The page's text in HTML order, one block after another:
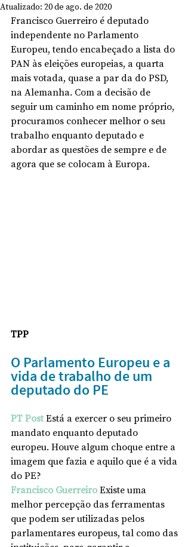
Atualizado: 20 de ago. de 2020
Francisco Guerreiro é deputado
independente no Parlamento
Europeu, tendo encabeçado a lista do
PAN às eleições europeias, a quarta
mais votada, quase a par da do PSD,
na Alemanha. Com a decisão de
seguir um caminho em nome próprio,
procuramos conhecer melhor o seu
trabalho enquanto deputado e
abordar as questões de sempre e de
agora que se colocam à Europa.
TPP
O Parlamento Europeu e a
vida de trabalho de um
deputado do PE
PT Post Está a exercer o seu primeiro
mandato enquanto deputado
europeu. Houve algum choque entre a
imagem que fazia e aquilo que é a vida
do PE?
Francisco Guerreiro Existe uma
melhor percepção das ferramentas
que podem ser utilizadas pelos
parlamentares europeus, tal como das